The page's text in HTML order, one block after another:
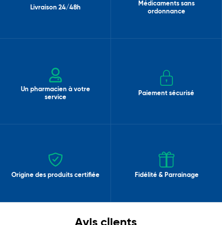
Livraison 24/48h
Médicaments sans
ordonnance
Un pharmacien à votre
service
Paiement sécurisé
Origine des produits certifiée Fidélité & Parrainage